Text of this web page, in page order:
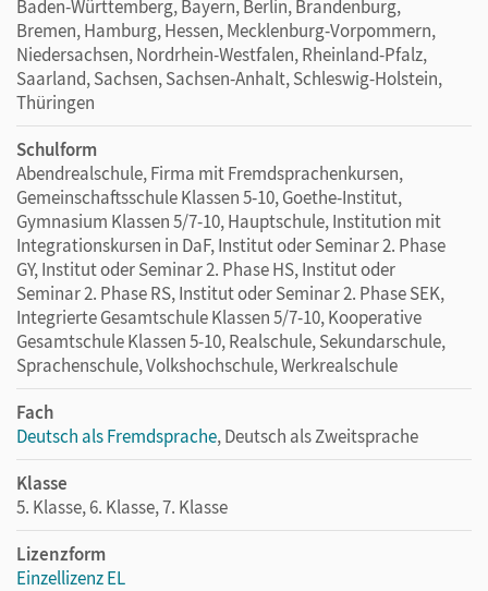
Baden-Württemberg, Bayern, Berlin, Brandenburg,
Bremen, Hamburg, Hessen, Mecklenburg-Vorpommern,
Niedersachsen, Nordrhein-Westfalen, Rheinland-Pfalz,
Saarland, Sachsen, Sachsen-Anhalt, Schleswig-Holstein,
Thüringen
Schulform
Abendrealschule, Firma mit Fremdsprachenkursen,
Gemeinschaftsschule Klassen 5-10, Goethe-Institut,
Gymnasium Klassen 5/7-10, Hauptschule, Institution mit
Integrationskursen in DaF, Institut oder Seminar 2. Phase
GY, Institut oder Seminar 2. Phase HS, Institut oder
Seminar 2. Phase RS, Institut oder Seminar 2. Phase SEK,
Integrierte Gesamtschule Klassen 5/7-10, Kooperative
Gesamtschule Klassen 5-10, Realschule, Sekundarschule,
Sprachenschule, Volkshochschule, Werkrealschule
Fach
Deutsch als Fremdsprache, Deutsch als Zweitsprache
Klasse
5. Klasse, 6. Klasse, 7. Klasse
Lizenzform
Einzellizenz EL